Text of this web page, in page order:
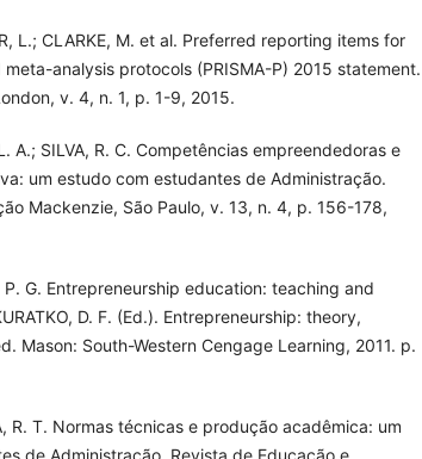
L.; CLARKE, M. et al. Preferred reporting items for
analysis protocols (PRISMA-P) 2015 statement.
v. 4, n. 1, p. 1-9, 2015.
A.; SILVA, R. C. Competências empreendedoras e
um estudo com estudantes de Administração.
Mackenzie, São Paulo, v. 13, n. 4, p. 156-178,
P. G. Entrepreneurship education: teaching and
D. F. (Ed.). Entrepreneurship: theory,
Mason: South-Western Cengage Learning, 2011. p.
R. T. Normas técnicas e produção acadêmica: um